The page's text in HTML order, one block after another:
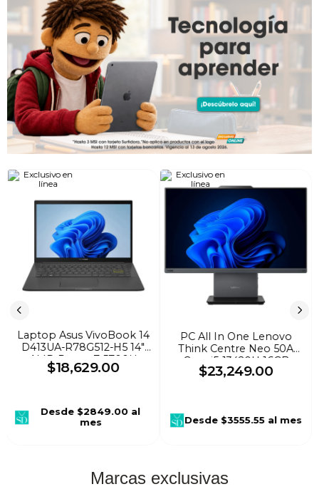
Laptop Asus VivoBook 14
D413UA-R78G512-H5 14"
AMD Ryzen 7 5700U
512GB SSD 8GB W11H
$18,629.00
Desde $2849.00 al
mes
PC All In One Lenovo
Think Centre Neo 50A
Core i5-13420H 16GB
DDR4 512GB SSD Gris
$23,249.00
Desde $3555.55 al mes
Marcas exclusivas